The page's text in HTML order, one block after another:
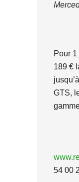
Pour
189 €
GTS,
54 00